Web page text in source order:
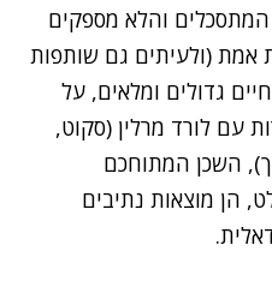
והלא מספקים
אמת (ולעיתים גם שותפות
גדולים ומלאים, על
עם לורד מרלין (סקוט,
השכן המתוחכם
הן מוצאות נתיבים